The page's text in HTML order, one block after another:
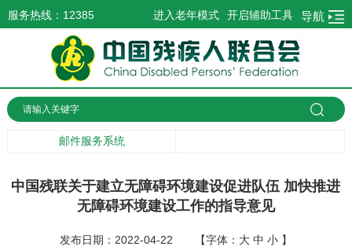
服务热线：12385 导航
开启辅助工具
进入老年模式
邮件服务系统
中国残联关于建立无障碍环境建设促进队伍 加快推进
无障碍环境建设工作的指导意见
发布日期：2022-04-22 【字体： 大 中 小 】